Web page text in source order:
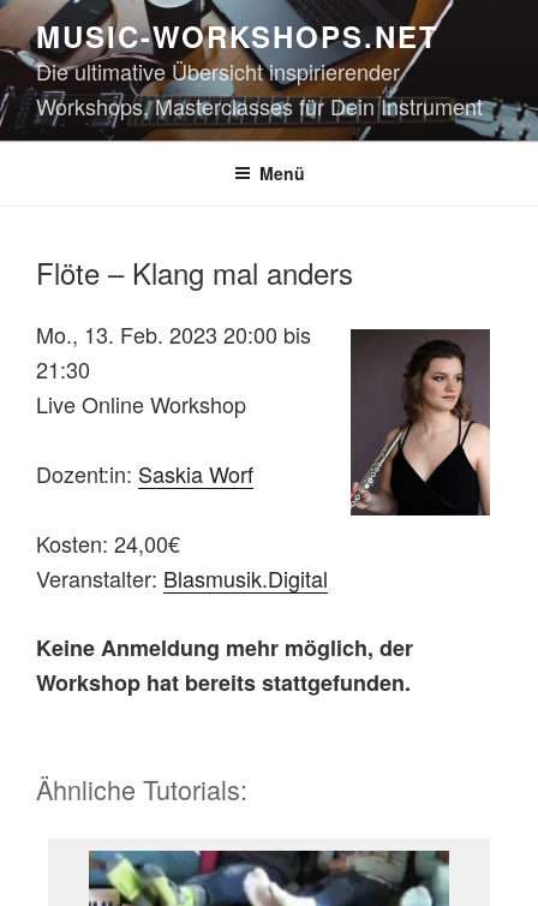
Zum
Inhalt
springen
MUSIC-WORKSHOPS.NET
Die ultimative Übersicht inspirierender
Workshops, Masterclasses für Dein Instrument
Menü
Flöte – Klang mal anders
Mo., 13. Feb. 2023 20:00 bis
21:30
Live Online Workshop
Dozent:in: Saskia Worf
Kosten: 24,00€
Veranstalter: Blasmusik.Digital
Keine Anmeldung mehr möglich, der
Workshop hat bereits stattgefunden.
Ähnliche Tutorials: